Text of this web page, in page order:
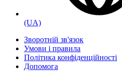
(UA)
Зворотній зв'язок
Умови і правила
Політика конфіденційності
Дoпoмoга